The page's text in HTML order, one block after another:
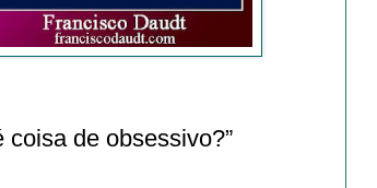
coisa de obsessivo?”